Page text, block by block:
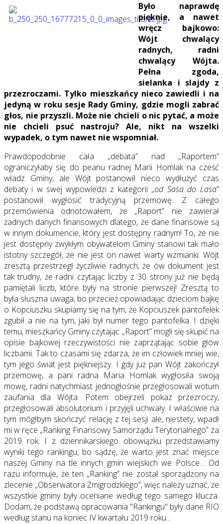
Było naprawdę
pięknie, a nawet
wręcz bajkowo:
Wójt chwalący
radnych, radni
chwalący Wójta.
Pełna zgoda,
sielanka i slajdy z
przezroczami. Tylko mieszkańcy nieco zawiedli i na
jedyną w roku sesje Rady Gminy, gdzie mogli zabrać
głos, nie przyszli. Może nie chcieli o nic pytać, a może
nie chcieli psuć nastroju? Ale, nikt na wszelki
wypadek, o tym nawet nie wspomniał.
Prawdopodobnie cała „debata” nad „Raportem”
ograniczyłaby się do peanu radnej Marii Homlak na cześć
władz Gminy, ale Wójt postanowił nieco wydłużyć czas
debaty i w swej wypowiedzi z kategorii „od Sasa do Lasa”
postanowił wygłosić tradycyjną przemowę. Z całego
przemówienia odnotowałem, że „Raport” nie zawierał
żadnych danych finansowych dlatego, że dane finansowe są
w innym dokumencie, który jest dostępny radnym! To, że nie
jest dostępny zwykłym obywatelom Gminy stanowi tak mało
istotny szczegół, że nie jest on nawet warty wzmianki. Wójt
zresztą przestrzegł życzliwie radnych, że ów dokument jest
tak trudny, że radni czytając liczby z 30 strony już nie będą
pamiętali liczb, które były na stronie pierwszej! Zresztą to
była słuszna uwaga, bo przecież opowiadając dzieciom bajkę
o Kopciuszku skupiamy się na tym, że Kopciuszek pantofelek
zgubił a nie na tym, jaki był numer tego pantofelka. I dzięki
temu, mieszkańcy Gminy czytając „Raport” mogli się skupić na
opisie bajkowej rzeczywistości nie zaprzątając sobie głów
liczbami. Tak to czasami się zdarza, że im człowiek mniej wie,
tym jego świat jest piękniejszy. I gdy już pan Wójt zakończył
przemowę, a pani radna Maria Homlak wygłosiła swoją
mowę, radni natychmiast jednogłośnie przegłosowali wotum
zaufania dla Wójta. Potem obejrzeli pokaz przezroczy,
przegłosowali absolutorium i przyjęli uchwały. I właściwie na
tym mógłbym skończyć relację z tej sesji ale, niestety, wpadł
mi w ręce „Ranking Finansowy Samorządu Terytorialnego” za
2019 rok. I z dziennikarskiego obowiązku przedstawiamy
wyniki tego rankingu, bo sądzę, że warto jest znać miejsce
naszej Gminy na tle innych gmin wiejskich we Polsce… Od
razu informuje, że ten „Ranking” nie został sporządzony na
zlecenie „Obserwatora Żmigrodzkiego”, więc należy uznać, że
wszystkie gminy były oceniane według tego samego klucza.
Dodam, że podstawą opracowania "Rankingu" były dane RIO
według stanu na koniec IV kwartału 2019 roku...